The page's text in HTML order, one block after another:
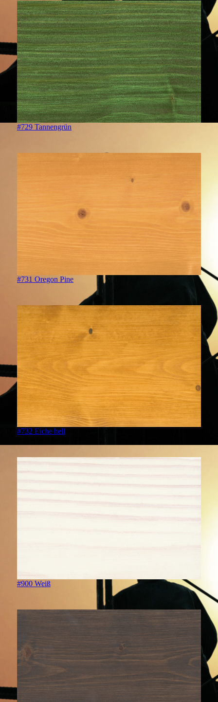
#729 Tannengrün
#731 Oregon Pine
#732 Eiche hell
#900 Weiß